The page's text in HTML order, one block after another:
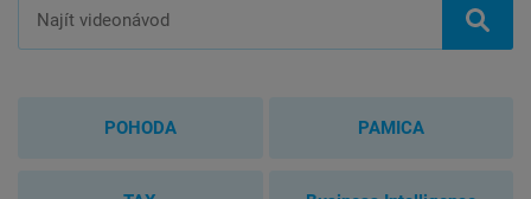
POHODA PAMICA